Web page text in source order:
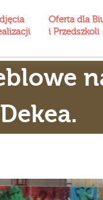
Oferta dla
i Przedszkoli